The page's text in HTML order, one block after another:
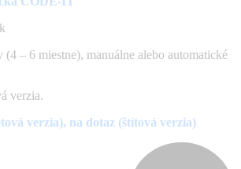
– 6 miestne), manuálne alebo automatické
verzia.
verzia), na dotaz (štítová verzia)